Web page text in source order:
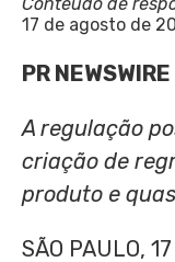
17 de agosto de
PR NEWSWIRE
A regulação
criação de
produto e
SÃO PAULO,